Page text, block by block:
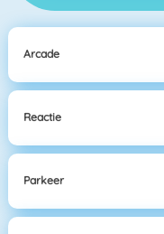
Arcade
Reactie
Parkeer